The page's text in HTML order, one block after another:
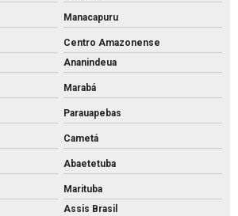
Manacapuru
Centro Amazonense
Ananindeua
Marabá
Parauapebas
Cametá
Abaetetuba
Marituba
Assis Brasil